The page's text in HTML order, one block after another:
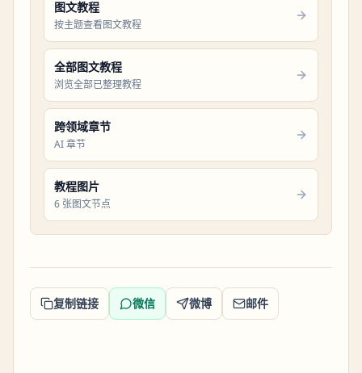
图文教程
按主题查看图文教程
全部图文教程
浏览全部已整理教程
跨领域章节
AI 章节
教程图片
6 张图文节点
复制链接 微信 微博 邮件